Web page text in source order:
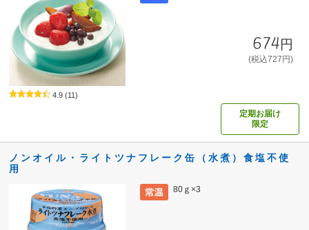
674円
(税込727円)
4.9 (11)
定期お届け
限定
ノンオイル・ライトツナフレーク缶（水煮）食塩不使
用
80ｇ×3